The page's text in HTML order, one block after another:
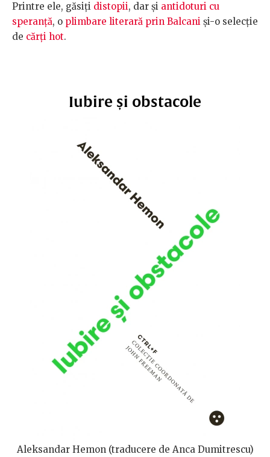
Printre ele, găsiți distopii, dar și antidoturi cu
speranță, o plimbare literară prin Balcani și-o selecție
de cărți hot.
Iubire și obstacole
Aleksandar Hemon (traducere de Anca Dumitrescu)